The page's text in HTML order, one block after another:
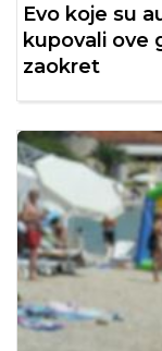
Evo koje su
kupovali ove
zaokret